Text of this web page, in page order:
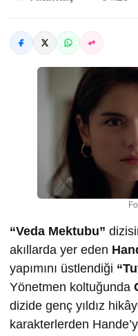
“Veda Mektubu”
akıllarda yer eden
yapımını üstlendiği
Yönetmen koltuğunda
dizide genç yıldız
karakterlerden